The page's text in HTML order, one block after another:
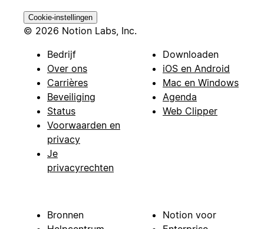
Cookie-instellingen
© 2026 Notion Labs, Inc.
Bedrijf
Over ons
Carrières
Beveiliging
Status
Voorwaarden en
privacy
Je
privacyrechten
Downloaden
iOS en Android
Mac en Windows
Agenda
Web Clipper
Bronnen
Notion voor